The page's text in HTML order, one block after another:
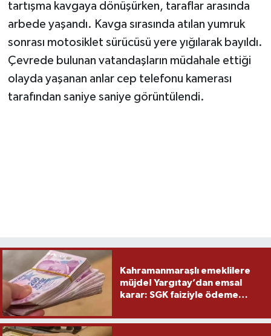
tartışma kavgaya dönüşürken, taraflar arasında
arbede yaşandı. Kavga sırasında atılan yumruk
sonrası motosiklet sürücüsü yere yığılarak bayıldı.
Çevrede bulunan vatandaşların müdahale ettiği
olayda yaşanan anlar cep telefonu kamerası
tarafından saniye saniye görüntülendi.
Kahramanmaraşlı emeklilere
müjde! Yargıtay’dan emsal
karar: SGK faiziyle ödeme